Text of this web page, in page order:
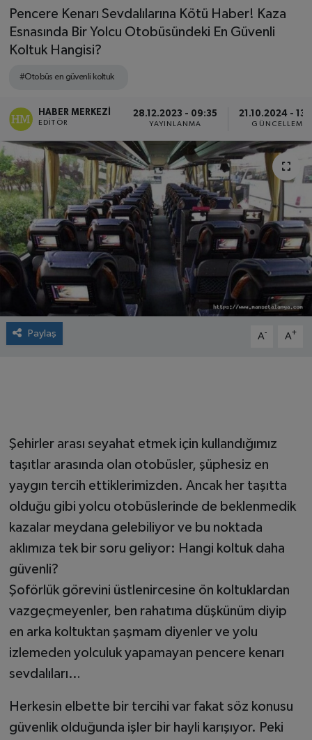
Pencere Kenarı Sevdalılarına Kötü Haber! Kaza
Esnasında Bir Yolcu Otobüsündeki En Güvenli
Koltuk Hangisi?
#Otobüs en güvenli koltuk
HABER MERKEZI
EDITÖR
28.12.2023 - 09:35
YAYINLANMA
21.10.2024 -
GÜNCELLEME
Paylaş A- A+
Şehirler arası seyahat etmek için kullandığımız
taşıtlar arasında olan otobüsler, şüphesiz en
yaygın tercih ettiklerimizden. Ancak her taşıtta
olduğu gibi yolcu otobüslerinde de beklenmedik
kazalar meydana gelebiliyor ve bu noktada
aklımıza tek bir soru geliyor: Hangi koltuk daha
güvenli?
Şoförlük görevini üstlenircesine ön koltuklardan
vazgeçmeyenler, ben rahatıma düşkünüm diyip
en arka koltuktan şaşmam diyenler ve yolu
izlemeden yolculuk yapamayan pencere kenarı
sevdalıları…
Herkesin elbette bir tercihi var fakat söz konusu
güvenlik olduğunda işler bir hayli karışıyor. Peki